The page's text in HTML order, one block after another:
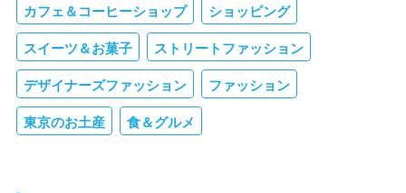
カフェ＆コーヒーショップ ショッピング
スイーツ＆お菓子 ストリートファッション
デザイナーズファッション ファッション
東京のお土産 食＆グルメ